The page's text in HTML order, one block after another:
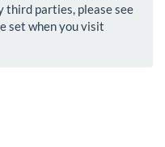
third parties, please see
set when you visit